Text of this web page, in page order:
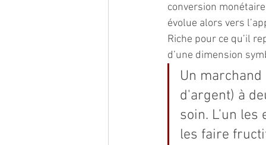
conversion
évolue alors vers
Riche pour ce qu’il
d’une dimension
Un
d'argent) à
soin. L’un
les faire